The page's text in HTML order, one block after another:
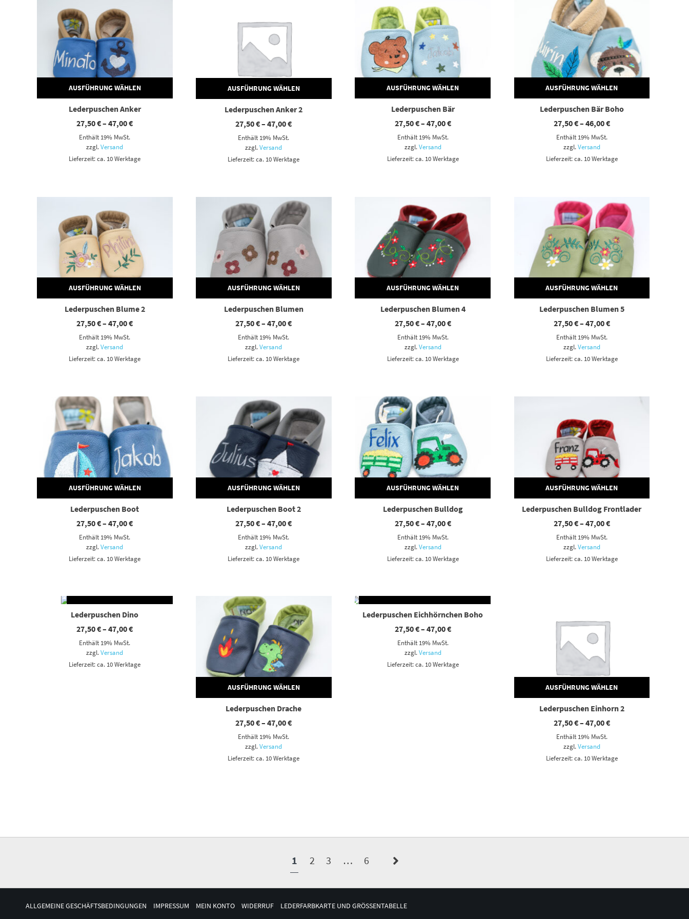
AUSFÜHRUNG WÄHLEN
Lederpuschen Anker
27,50€–47,00€Preisspanne:
Enthält 19% MwSt.
zzgl.Versand
Lieferzeit: ca. 10 Werktage
AUSFÜHRUNG WÄHLEN
Lederpuschen Anker 2
27,50€–47,00€Preisspanne:
Enthält 19% MwSt.
zzgl.Versand
Lieferzeit: ca. 10 Werktage
AUSFÜHRUNG WÄHLEN
Lederpuschen Bär
27,50€– 47,00€Preisspanne:
Enthält 19% MwSt.
zzgl.Versand
Lieferzeit: ca. 10 Werktage
AUSFÜHRUNG WÄHLEN
Lederpuschen Bär Boho
27,50€– 46,00€Preisspanne:
Enthält 19% MwSt.
zzgl.Versand
Lieferzeit: ca. 10 Werktage
AUSFÜHRUNG WÄHLEN
Dieses Produkt weist mehrere Varianten auf. Die Optionen können auf der Produktseite gewählt werden
Lederpuschen Blume 2
27,50€–47,00€Preisspanne:
Enthält 19% MwSt.
zzgl.Versand
Lieferzeit: ca. 10 Werktage
AUSFÜHRUNG WÄHLEN
Dieses Produkt weist mehrere Varianten auf. Die Optionen können auf der Produktseite gewählt werden
Lederpuschen Blumen
27,50€–47,00€Preisspanne:
Enthält 19% MwSt.
zzgl.Versand
Lieferzeit: ca. 10 Werktage
AUSFÜHRUNG WÄHLEN
Lederpuschen Blumen 4
27,50€– 47,00€Preisspanne:
Enthält 19% MwSt.
zzgl.Versand
Lieferzeit: ca. 10 Werktage
AUSFÜHRUNG WÄHLEN
Lederpuschen Blumen 5
27,50€– 47,00€Preisspanne:
Enthält 19% MwSt.
zzgl.Versand
Lieferzeit: ca. 10 Werktage
AUSFÜHRUNG WÄHLEN
Dieses Produkt weist mehrere Varianten auf. Die Optionen können auf der Produktseite gewählt werden
Lederpuschen Boot
27,50€–47,00€Preisspanne:
Enthält 19% MwSt.
zzgl.Versand
Lieferzeit: ca. 10 Werktage
AUSFÜHRUNG WÄHLEN
Lederpuschen Boot 2
27,50€–47,00€Preisspanne:
Enthält 19% MwSt.
zzgl.Versand
Lieferzeit: ca. 10 Werktage
AUSFÜHRUNG WÄHLEN
Lederpuschen Bulldog
27,50€– 47,00€Preisspanne:
Enthält 19% MwSt.
zzgl.Versand
Lieferzeit: ca. 10 Werktage
AUSFÜHRUNG WÄHLEN
Dieses Produkt weist mehrere Varianten auf. Die Optionen können auf der Produktseite gewählt werden
Lederpuschen Bulldog Frontlader
27,50€– 47,00€Preisspanne:
Enthält 19% MwSt.
zzgl.Versand
Lieferzeit: ca. 10 Werktage
Dieses Produkt weist mehrere Varianten auf. Die Optionen können auf der Produktseite gewählt werden
Lederpuschen Dino
27,50€–47,00€Preisspanne:
Enthält 19% MwSt.
zzgl.Versand
Lieferzeit: ca. 10 Werktage
AUSFÜHRUNG WÄHLEN
Lederpuschen Drache
27,50€–47,00€Preisspanne:
Enthält 19% MwSt.
zzgl.Versand
Lieferzeit: ca. 10 Werktage
Dieses Produkt weist mehrere Varianten auf. Die Optionen können auf der Produktseite gewählt werden
Lederpuschen Eichhörnchen Boho
27,50€– 47,00€Preisspanne:
Enthält 19% MwSt.
zzgl.Versand
Lieferzeit: ca. 10 Werktage
AUSFÜHRUNG WÄHLEN
Lederpuschen Einhorn 2
27,50€– 47,00€Preisspanne:
Enthält 19% MwSt.
zzgl.Versand
Lieferzeit: ca. 10 Werktage
1 2 3 … 6
ALLGEMEINE GESCHÄFTSBEDINGUNGEN IMPRESSUM MEIN KONTO WIDERRUF LEDERFARBKARTE UND GRÖSSENTABELLE